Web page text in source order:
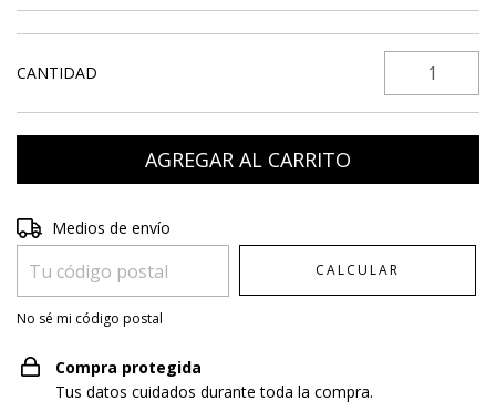
CANTIDAD
Entregas para el CP:
Medios de envío
CALCULAR
No sé mi código postal
Compra protegida
Tus datos cuidados durante toda la compra.